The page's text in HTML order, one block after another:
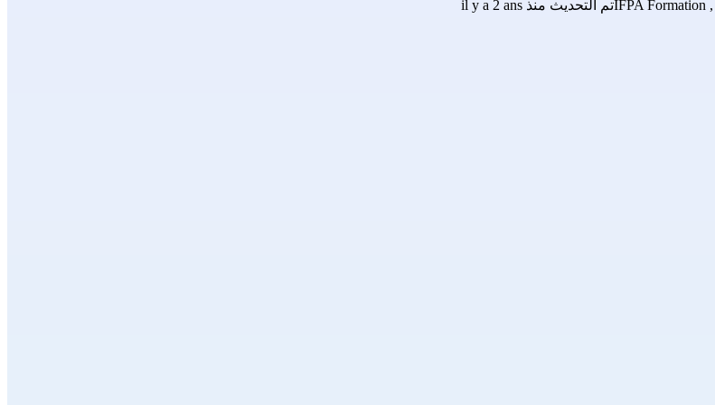
IFPA Formation ,
تم التحديث منذ il y a 2 ans